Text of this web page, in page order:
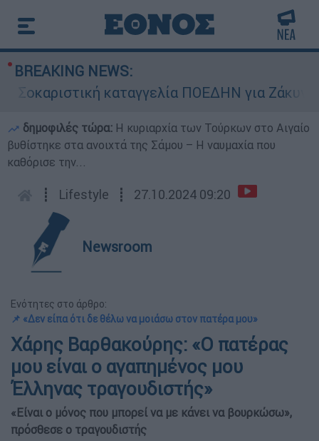
BREAKING NEWS:
καταγγελία ΠΟΕΔΗΝ για Ζάκυνθο:
δημοφιλές τώρα: Η κυριαρχία των Τούρκων στο Αιγαίο
βυθίστηκε στα ανοιχτά της Σάμου – Η ναυμαχία που
καθόρισε την...
┋ Lifestyle ┋ 27.10.2024 09:20
Newsroom
Ενότητες στο άρθρο:
📌 «Δεν είπα ότι δε θέλω να μοιάσω στον πατέρα μου»
Χάρης Βαρθακούρης: «Ο πατέρας
μου είναι ο αγαπημένος μου
Έλληνας τραγουδιστής»
«Είναι ο μόνος που μπορεί να με κάνει να βουρκώσω»,
πρόσθεσε ο τραγουδιστής